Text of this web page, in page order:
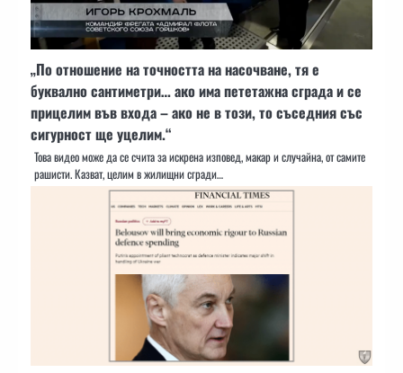
„По отношение на точността на насочване, тя е
буквално сантиметри… ако има пететажна сграда и се
прицелим във входа – ако не в този, то съседния със
сигурност ще уцелим.“
Това видео може да се счита за искрена изповед, макар и случайна, от самите
рашисти. Казват, целим в жилищни сгради…